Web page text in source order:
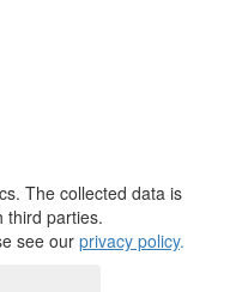
The collected data is
third parties.
see our privacy policy.